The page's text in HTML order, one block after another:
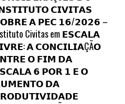
𝗖𝗜𝗩𝗜𝗧𝗔𝗦
𝗔 𝗣𝗘𝗖 𝟭𝟲/𝟮𝟬𝟮𝟲 –
Civitasem 𝗘𝗦𝗖𝗔𝗟𝗔
𝗔 𝗖𝗢𝗡𝗖𝗜𝗟𝗜𝗔ÇÃ𝗢
𝗢 𝗙𝗜𝗠 𝗗𝗔
𝟲 𝗣𝗢𝗥 𝟭 𝗘 𝗢
𝗗𝗔